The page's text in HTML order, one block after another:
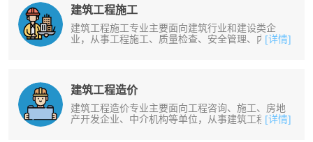
建筑工程施工
建筑工程施工专业主要面向建筑行业和建设类企
业，从事工程施工、质量检查、安全管理、内业管
[详情]
建筑工程造价
建筑工程造价专业主要面向工程咨询、施工、房地
产开发企业、中介机构等单位，从事建筑工程预决
[详情]